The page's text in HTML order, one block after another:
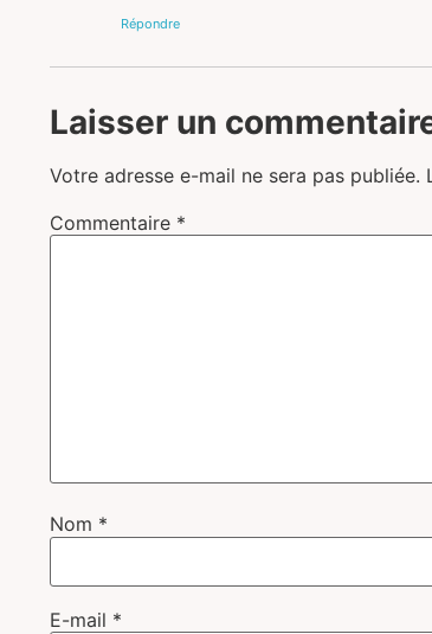
Répondre
Laisser un
Votre adresse e-mail ne sera pas publiée.
Commentaire *
Nom *
E-mail *